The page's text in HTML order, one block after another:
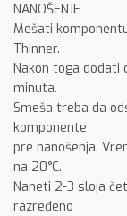
NANOŠENJE
Mešati
Thinner.
Nakon toga dodati
minuta.
Smeša treba da
komponente
pre nanošenja.
na 20°C.
Naneti 2-3 sloja
razređeno